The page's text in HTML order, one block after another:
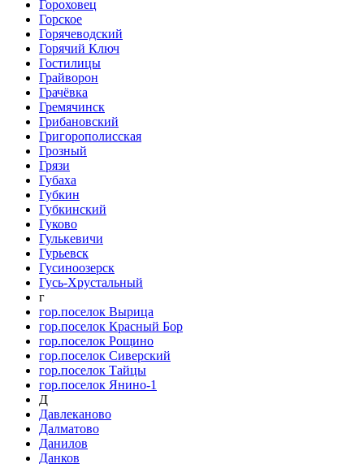
Гороховец
Горское
Горячеводский
Горячий Ключ
Гостилицы
Грайворон
Грачёвка
Гремячинск
Грибановский
Григорополисская
Грозный
Грязи
Губаха
Губкин
Губкинский
Гуково
Гулькевичи
Гурьевск
Гусиноозерск
Гусь-Хрустальный
г
гор.поселок Вырица
гор.поселок Красный Бор
гор.поселок Рощино
гор.поселок Сиверский
гор.поселок Тайцы
гор.поселок Янино-1
Д
Давлеканово
Далматово
Данилов
Данков